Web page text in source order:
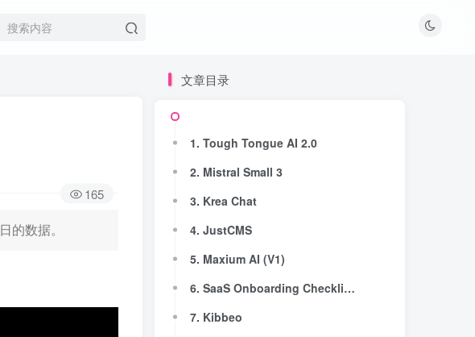
165
日的数据。
文章目录
1. Tough Tongue AI 2.0
2. Mistral Small 3
3. Krea Chat
4. JustCMS
5. Maxium AI (V1)
6. SaaS Onboarding Checklists
7. Kibbeo
文章目录
1. Tough Tongue AI 2.0
2. Mistral Small 3
3. Krea Chat
4. JustCMS
5. Maxium AI (V1)
6. SaaS Onboarding Checklists
7. Kibbeo